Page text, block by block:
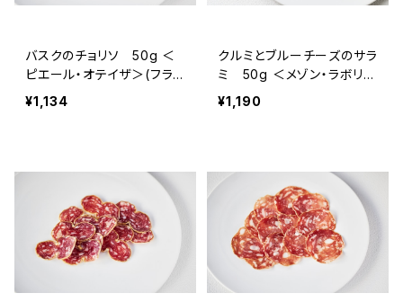
バスクのチョリソ 50g ＜
ピエール・オテイザ＞(フラン
ス・バスク)
¥1,134
クルミとブルーチーズのサラ
ミ 50g ＜メゾン・ラボリー
＞(フランス・オーヴェルニ
ュ)
¥1,190